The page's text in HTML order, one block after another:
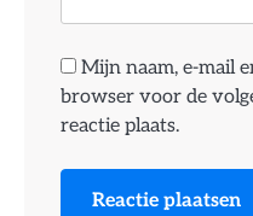
Mijn naam, e-mail
browser voor de
reactie plaats.